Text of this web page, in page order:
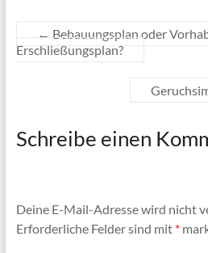
← Bebauungsplan oder
Erschließungsplan?
Schreibe einen
Deine E-Mail-Adresse wird nicht
Erforderliche Felder sind mit *